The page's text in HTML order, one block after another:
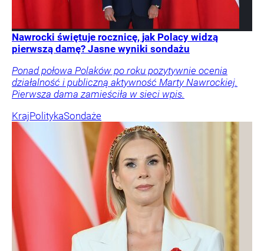
Nawrocki świętuje rocznicę, jak Polacy widzą
pierwszą damę? Jasne wyniki sondażu
Ponad połowa Polaków po roku pozytywnie ocenia
działalność i publiczną aktywność Marty Nawrockiej.
Pierwsza dama zamieściła w sieci wpis.
KrajPolitykaSondaże